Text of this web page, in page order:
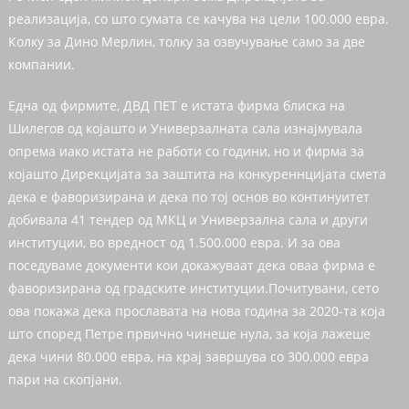
реализација, со што сумата се качува на цели 100.000 евра.
Колку за Дино Мерлин, толку за озвучување само за две
компании.
Една од фирмите, ДВД ПЕТ е истата фирма блиска на
Шилегов од којашто и Универзалната сала изнајмувала
опрема иако истата не работи со години, но и фирма за
којашто Дирекцијата за заштита на конкуреннцијата смета
дека е фаворизирана и дека по тој основ во континуитет
добивала 41 тендер од МКЦ и Универзална сала и други
институции, во вредност од 1.500.000 евра. И за ова
поседуваме документи кои докажуваат дека оваа фирма е
фаворизирана од градските институции.Почитувани, сето
ова покажа дека прославата на нова година за 2020-та која
што според Петре првично чинеше нула, за која лажеше
дека чини 80.000 евра, на крај завршува со 300.000 евра
пари на скопјани.